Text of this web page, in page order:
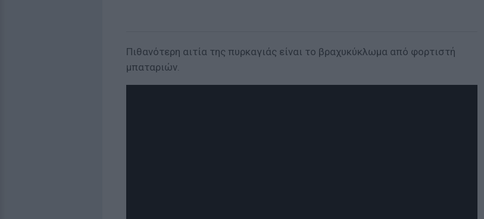
Πιθανότερη αιτία της πυρκαγιάς είναι το βραχυκύκλωμα από φορτιστή
μπαταριών.